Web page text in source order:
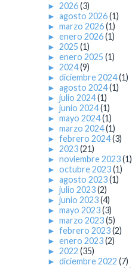
► 2026(3)
► agosto 2026(1)
► marzo 2026(1)
► enero 2026(1)
► 2025 (1)
► enero 2025 (1)
► 2024(9)
► diciembre 2024(1)
► agosto 2024(1)
► julio 2024(1)
► junio 2024(1)
► mayo 2024(1)
► marzo 2024(1)
► febrero 2024(3)
► 2023(21)
► noviembre 2023(1)
► octubre 2023(1)
► agosto 2023(1)
► julio 2023(2)
► junio 2023(4)
► mayo 2023(3)
► marzo 2023(5)
► febrero 2023(2)
► enero 2023(2)
► 2022 (35)
► diciembre 2022 (7)